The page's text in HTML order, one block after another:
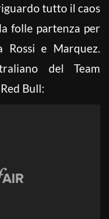
tutto il caos
folle partenza per
e Marquez.
del Team
Bull: